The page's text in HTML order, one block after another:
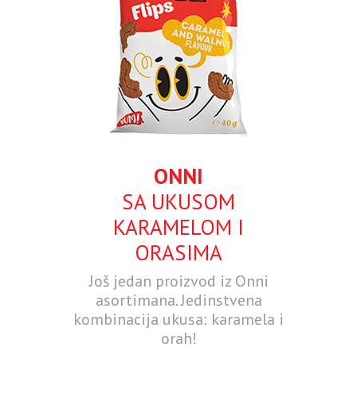
ONNI
SA UKUSOM
KARAMELOM I
ORASIMA
Još jedan proizvod iz Onni
asortimana. Jedinstvena
kombinacija ukusa: karamela i
orah!